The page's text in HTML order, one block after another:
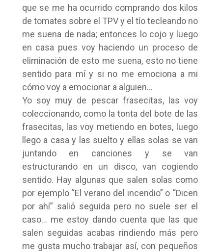
que se me ha ocurrido comprando dos kilos
de tomates sobre el TPV y el tío tecleando no
me suena de nada; entonces lo cojo y luego
en casa pues voy haciendo un proceso de
eliminación de esto me suena, esto no tiene
sentido para mí y si no me emociona a mi
cómo voy a emocionar a alguien…
Yo soy muy de pescar frasecitas, las voy
coleccionando, como la tonta del bote de las
frasecitas, las voy metiendo en botes, luego
llego a casa y las suelto y ellas solas se van
juntando en canciones y se van
estructurando en un disco, van cogiendo
sentido. Hay algunas que salen solas como
por ejemplo “El verano del incendio” o “Dicen
por ahí” salió seguida pero no suele ser el
caso… me estoy dando cuenta que las que
salen seguidas acabas rindiendo más pero
me gusta mucho trabajar así, con pequeños